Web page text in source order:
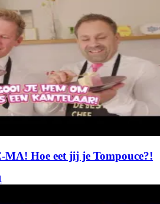
MA! Hoe eet jij je Tompouce?!